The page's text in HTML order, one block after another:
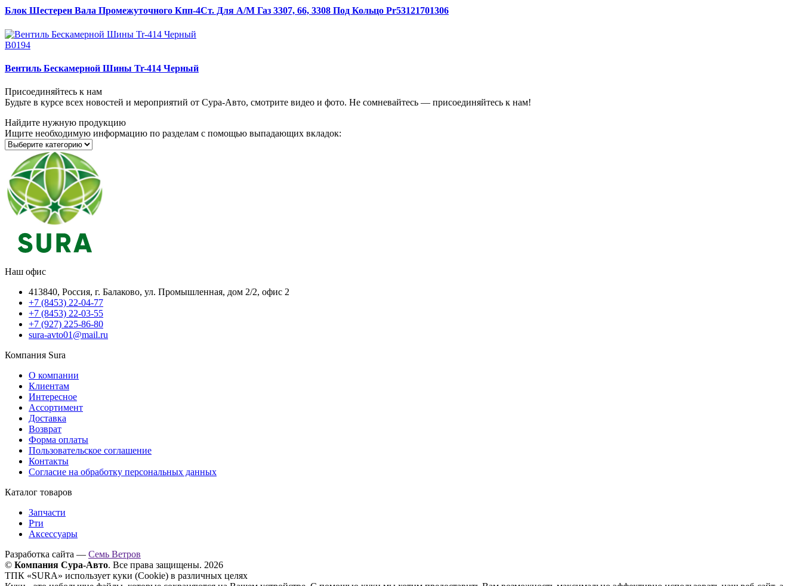
Блок Шестерен Вала Промежуточного Кпп-4Ст. Для А/М Газ 3307, 66, 3308 Под Кольцо Pr53121701306
В0194
Вентиль Бескамерной Шины Tr-414 Черный
Присоединяйтесь к нам
Будьте в курсе всех новостей и мероприятий от Сура-Авто, смотрите видео и фото. Не сомневайтесь — присоединяйтесь к нам!
Найдите нужную продукцию
Ищите необходимую информацию по разделам с помощью выпадающих вкладок:
Наш офис
413840, Россия, г. Балаково, ул. Промышленная, дом 2/2, офис 2
+7 (8453) 22-04-77
+7 (8453) 22-03-55
+7 (927) 225-86-80
sura-avto01@mail.ru
Компания Sura
О компании
Клиентам
Интересное
Ассортимент
Доставка
Возврат
Форма оплаты
Пользовательское соглашение
Контакты
Согласие на обработку персональных данных
Каталог товаров
Запчасти
Рти
Аксессуары
Разработка сайта — Семь Ветров
© Компания Сура-Авто. Все права защищены. 2026
ТПК «SURA» использует куки (Cookie) в различных целях